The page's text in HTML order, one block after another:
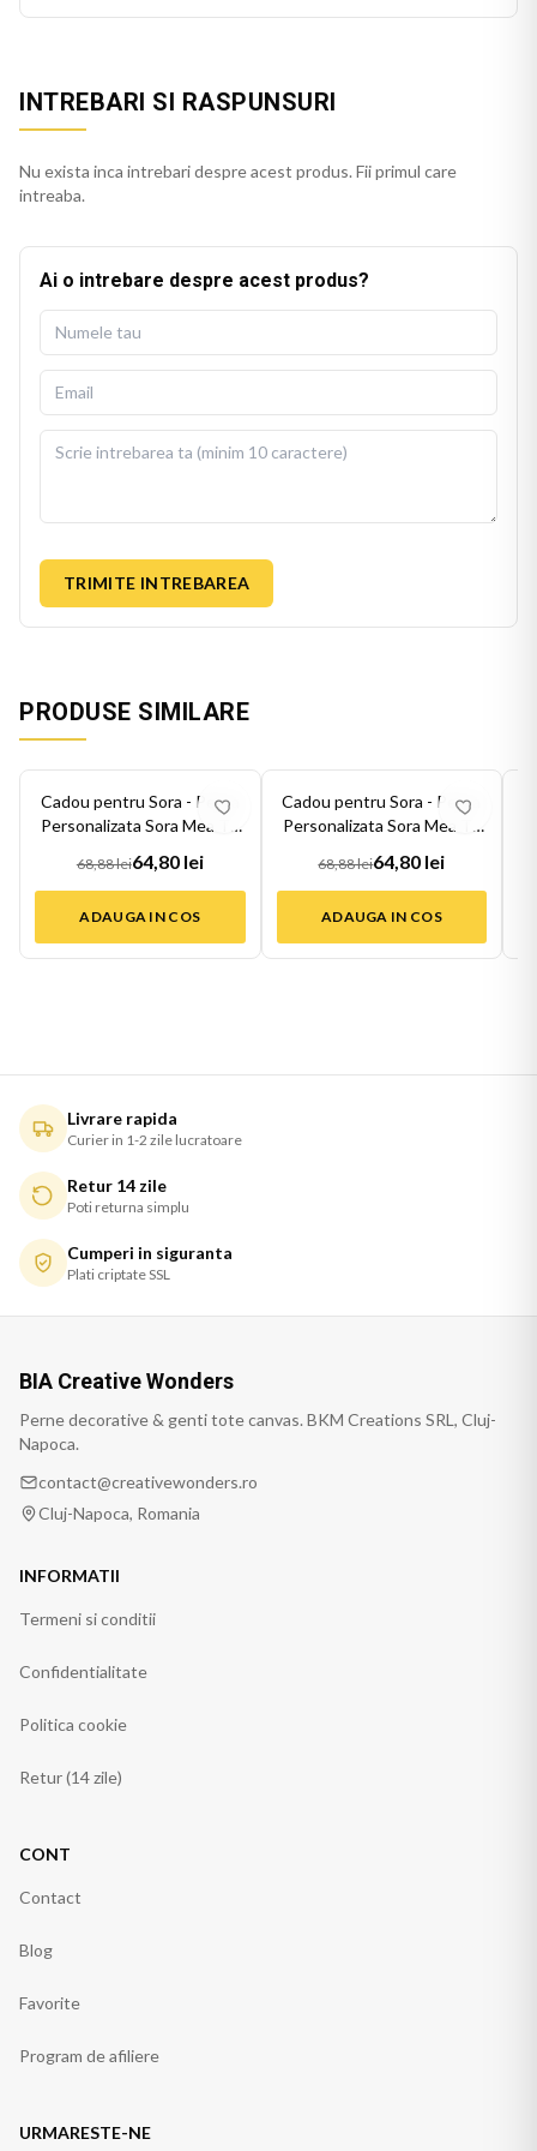
INTREBARI SI RASPUNSURI
Nu exista inca intrebari despre acest produs. Fii primul care
intreaba.
Ai o intrebare despre acest produs?
TRIMITE INTREBAREA
PRODUSE SIMILARE
6%
Cadou pentru Sora - Perna
Personalizata Sora Mea Te
68,88 lei64,80 lei
ADAUGA IN COS
6%
Cadou pentru Sora - Perna
Personalizata Sora Mea Te
68,88 lei64,80 lei
ADAUGA IN COS
Livrare rapida
Curier in 1-2 zile lucratoare
Retur 14 zile
Poti returna simplu
Cumperi in siguranta
Plati criptate SSL
BIA Creative Wonders
Perne decorative & genti tote canvas. BKM Creations SRL, Cluj-
Napoca.
contact@creativewonders.ro
Cluj-Napoca, Romania
INFORMATII
Termeni si conditii
Confidentialitate
Politica cookie
Retur (14 zile)
CONT
Contact
Blog
Favorite
Program de afiliere
URMARESTE-NE